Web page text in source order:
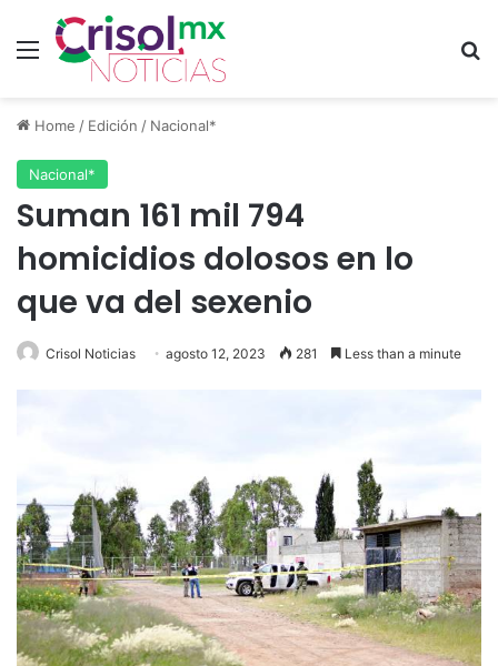
Menu
Home / Edición / Nacional*
Nacional*
Suman 161 mil 794
homicidios dolosos en lo
que va del sexenio
Crisol Noticias agosto 12, 2023 281 Less than a minute